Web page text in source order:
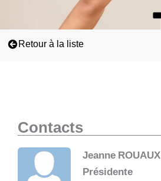
Retour à la liste
Contacts
Jeanne ROUAUX
Présidente